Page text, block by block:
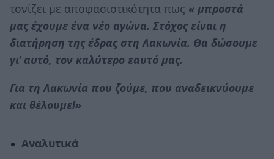
τονίζει με αποφασιστικότητα πως « μπροστά
μας έχουμε ένα νέο αγώνα. Στόχος είναι η
διατήρηση της έδρας στη Λακωνία. Θα δώσουμε
γι' αυτό, τον καλύτερο εαυτό μας.
Για τη Λακωνία που ζούμε, που αναδεικνύουμε
και θέλουμε!»
Αναλυτικά